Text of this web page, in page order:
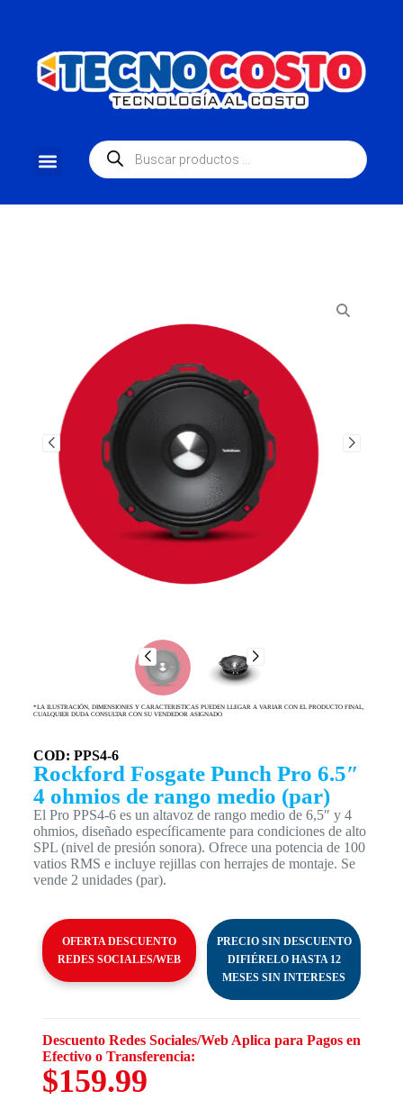
*LA ILUSTRACIÓN, DIMENSIONES Y CARACTERISTICAS PUEDEN LLEGAR A VARIAR CON EL PRODUCTO FINAL,
CUALQUIER DUDA CONSULTAR CON SU VENDEDOR ASIGNADO
COD: PPS4-6
Rockford Fosgate Punch Pro 6.5″
4 ohmios de rango medio (par)
El Pro PPS4-6 es un altavoz de rango medio de 6,5″ y 4
ohmios, diseñado específicamente para condiciones de alto
SPL (nivel de presión sonora). Ofrece una potencia de 100
vatios RMS e incluye rejillas con herrajes de montaje. Se
vende 2 unidades (par).
OFERTA DESCUENTO
REDES SOCIALES/WEB
PRECIO SIN DESCUENTO
DIFIÉRELO HASTA 12
MESES SIN INTERESES
Descuento Redes Sociales/Web Aplica para Pagos en
Efectivo o Transferencia:
$159.99